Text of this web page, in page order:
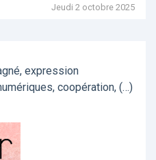
Jeudi 2 octobre 2025
expression
coopération, (…)